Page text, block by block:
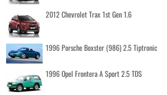
2012 Chevrolet Trax 1st Gen 1.6
1996 Porsche Boxster (986) 2.5 Tiptronic
1996 Opel Frontera A Sport 2.5 TDS